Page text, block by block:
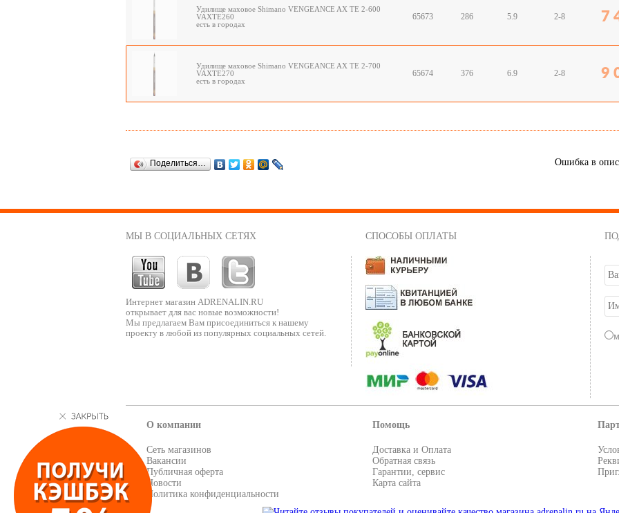
Удилище маховое Shimano VENGEANCE AX TE 2-600
VAXTE260
есть в городах
65673 286 5.9 2-8 7
Удилище маховое Shimano VENGEANCE AX TE 2-700
VAXTE270
есть в городах
65674 376 6.9 2-8 9
Ошибка в
Поделиться…
МЫ В СОЦИАЛЬНЫХ СЕТЯХ
Интернет магазин ADRENALIN.RU
открывает для вас новые возможности!
Мы предлагаем Вам присоединиться к нашему
проекту в любой из популярных социальных сетей.
СПОСОБЫ ОПЛАТЫ
О компании
Сеть магазинов
Вакансии
Публичная оферта
Новости
Политика конфиденциальности
Помощь
Доставка и Оплата
Обратная связь
Гарантии, сервис
Карта сайта